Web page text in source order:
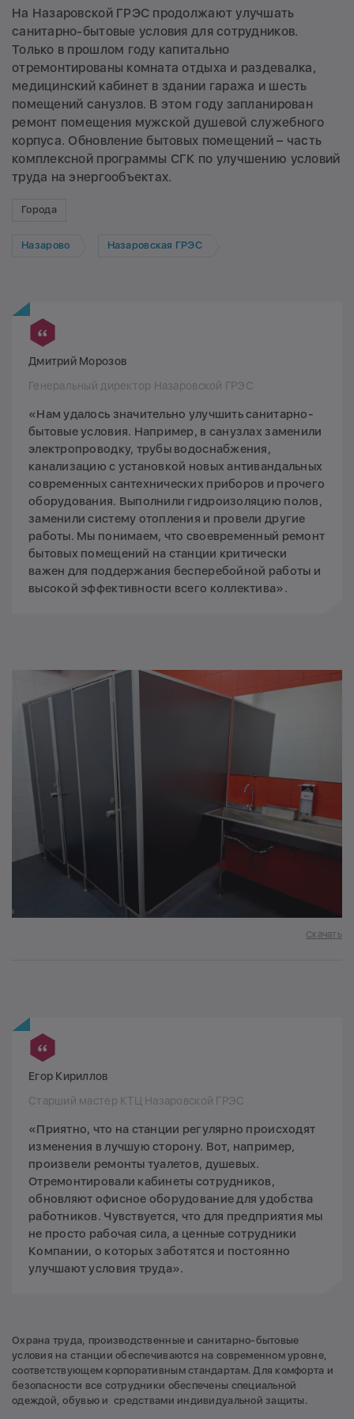
На Назаровской ГРЭС продолжают улучшать
санитарно-бытовые условия для сотрудников.
Только в прошлом году капитально
отремонтированы комната отдыха и раздевалка,
медицинский кабинет в здании гаража и шесть
помещений санузлов. В этом году запланирован
ремонт помещения мужской душевой служебного
корпуса. Обновление бытовых помещений – часть
комплексной программы СГК по улучшению условий
труда на энергообъектах.
Города
Назарово Назаровская ГРЭС
Дмитрий Морозов
Генеральный директор Назаровской ГРЭС
«Нам удалось значительно улучшить санитарно-
бытовые условия. Например, в санузлах заменили
электропроводку, трубы водоснабжения,
канализацию с установкой новых антивандальных
современных сантехнических приборов и прочего
оборудования. Выполнили гидроизоляцию полов,
заменили систему отопления и провели другие
работы. Мы понимаем, что своевременный ремонт
бытовых помещений на станции критически
важен для поддержания бесперебойной работы и
высокой эффективности всего коллектива».
Скачать
Егор Кириллов
Старший мастер КТЦ Назаровской ГРЭС
«Приятно, что на станции регулярно происходят
изменения в лучшую сторону. Вот, например,
произвели ремонты туалетов, душевых.
Отремонтировали кабинеты сотрудников,
обновляют офисное оборудование для удобства
работников. Чувствуется, что для предприятия мы
не просто рабочая сила, а ценные сотрудники
Компании, о которых заботятся и постоянно
улучшают условия труда».
Охрана труда, производственные и санитарно-бытовые
условия на станции обеспечиваются на современном уровне,
соответствующем корпоративным стандартам. Для комфорта и
безопасности все сотрудники обеспечены специальной
одеждой, обувью и средствами индивидуальной защиты.